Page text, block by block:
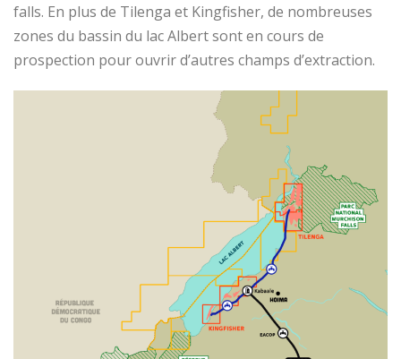
falls. En plus de Tilenga et Kingfisher, de nombreuses
zones du bassin du lac Albert sont en cours de
prospection pour ouvrir d’autres champs d’extraction.